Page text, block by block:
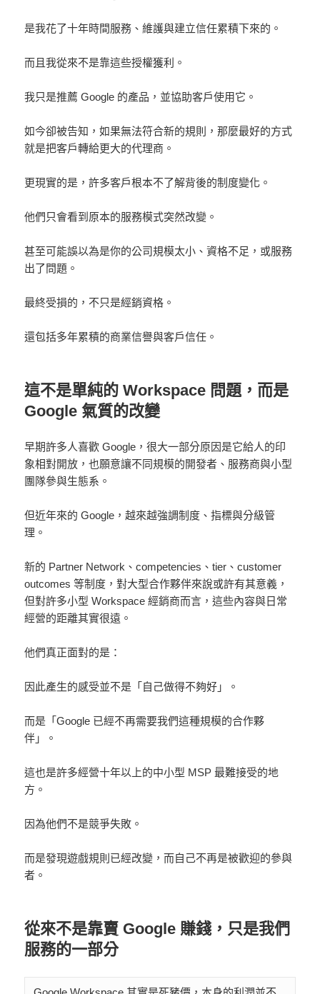
是我花了十年時間服務、維護與建立信任累積下來的。
而且我從來不是靠這些授權獲利。
我只是推薦 Google 的產品，並協助客戶使用它。
如今卻被告知，如果無法符合新的規則，那麼最好的方式
就是把客戶轉給更大的代理商。
更現實的是，許多客戶根本不了解背後的制度變化。
他們只會看到原本的服務模式突然改變。
甚至可能誤以為是你的公司規模太小、資格不足，或服務
出了問題。
最終受損的，不只是經銷資格。
還包括多年累積的商業信譽與客戶信任。
這不是單純的 Workspace 問題，而是
Google 氣質的改變
早期許多人喜歡 Google，很大一部分原因是它給人的印
象相對開放，也願意讓不同規模的開發者、服務商與小型
團隊參與生態系。
但近年來的 Google，越來越強調制度、指標與分級管
理。
新的 Partner Network、competencies、tier、customer
outcomes 等制度，對大型合作夥伴來說或許有其意義，
但對許多小型 Workspace 經銷商而言，這些內容與日常
經營的距離其實很遠。
他們真正面對的是：
因此產生的感受並不是「自己做得不夠好」。
而是「Google 已經不再需要我們這種規模的合作夥
伴」。
這也是許多經營十年以上的中小型 MSP 最難接受的地
方。
因為他們不是競爭失敗。
而是發現遊戲規則已經改變，而自己不再是被歡迎的參與
者。
從來不是靠賣 Google 賺錢，只是我們
服務的一部分